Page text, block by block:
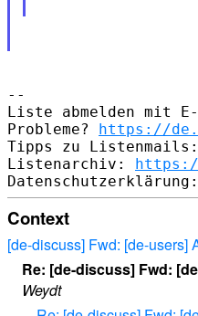
--
Liste abmelden mit
Probleme? https://
Tipps zu
Listenarchiv:
Context
[de-discuss] Fwd: [de-users]
Re: [de-discuss] Fwd:
Weydt